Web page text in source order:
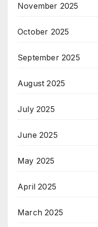
November 2025
October 2025
September 2025
August 2025
July 2025
June 2025
May 2025
April 2025
March 2025